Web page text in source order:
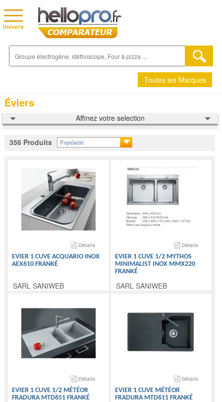
Toutes les Marques
Affinez votre selection
Éviers
356 Produits Popularité
EVIER 1 CUVE ACQUARIO INOX
AEX610 FRANKÉ
SARL SANIWEB
EVIER 1 CUVE 1/2 MYTHOS
MINIMALIST INOX MMX220
FRANKÉ
SARL SANIWEB
EVIER 1 CUVE 1/2 MÉTÉOR
FRADURA MTD651 FRANKÉ
EVIER 1 CUVE MÉTÉOR
FRADURA MTD611 FRANKÉ